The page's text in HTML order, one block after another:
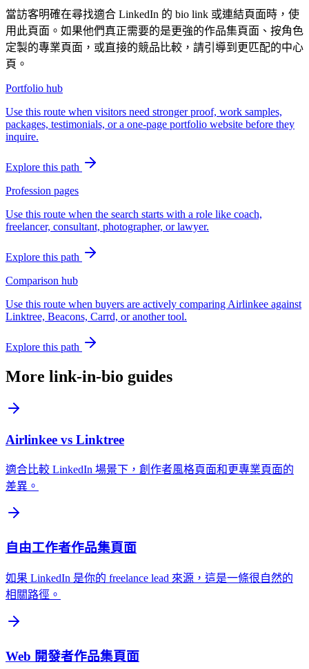
當訪客明確在尋找適合 LinkedIn 的 bio link 或連結頁面時，使
用此頁面。如果他們真正需要的是更強的作品集頁面、按角色
定製的專業頁面，或直接的競品比較，請引導到更匹配的中心
頁。
Portfolio hub
Use this route when visitors need stronger proof, work samples,
packages, testimonials, or a one-page portfolio website before they
inquire.
Explore this path
Profession pages
Use this route when the search starts with a role like coach,
freelancer, consultant, photographer, or lawyer.
Explore this path
Comparison hub
Use this route when buyers are actively comparing Airlinkee against
Linktree, Beacons, Carrd, or another tool.
Explore this path
More link-in-bio guides
Airlinkee vs Linktree
適合比較 LinkedIn 場景下，創作者風格頁面和更專業頁面的
差異。
自由工作者作品集頁面
如果 LinkedIn 是你的 freelance lead 來源，這是一條很自然的
相關路徑。
Web 開發者作品集頁面